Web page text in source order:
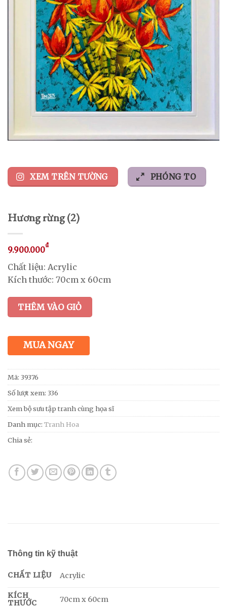
XEM TRÊN TƯỜNG PHÓNG TO
Hương rừng (2)
9.900.000₫
Chất liệu: Acrylic
Kích thước: 70cm x 60cm
THÊM VÀO GIỎ
MUA NGAY
Mã: 39376
Số lượt xem: 336
Xem bộ sưu tập tranh cùng họa sĩ
Danh mục: Tranh Hoa
Chia sẻ:
Thông tin kỹ thuật
CHẤT LIỆU Acrylic
KÍCH
THƯỚC
70cm x 60cm